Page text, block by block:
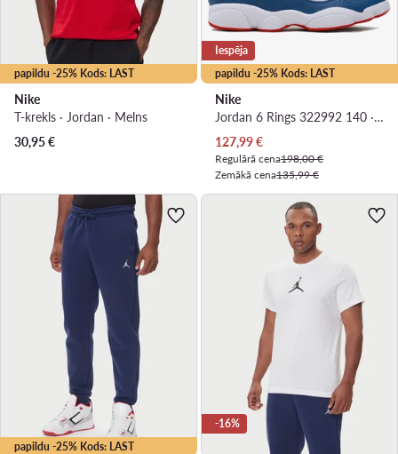
papildu -25% Kods: LAST
Nike
T-krekls · Jordan · Melns
30,95€
papildu -25% Kods: LAST
Iespēja
Nike
Jordan 6 Rings 322992 140 · Basketbola apavi
Pašreizējā cena
127,99€
Regulārā cena198,00 €
Zemākā cena135,99 €
papildu -25% Kods: LAST
-16%